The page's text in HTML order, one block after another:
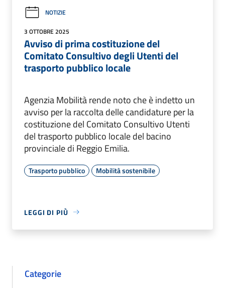
NOTIZIE
3 OTTOBRE 2025
Avviso di prima costituzione del
Comitato Consultivo degli Utenti del
trasporto pubblico locale
Agenzia Mobilità rende noto che è indetto un
avviso per la raccolta delle candidature per la
costituzione del Comitato Consultivo Utenti
del trasporto pubblico locale del bacino
provinciale di Reggio Emilia.
Trasporto pubblico Mobilità sostenibile
LEGGI DI PIÙ
Categorie